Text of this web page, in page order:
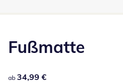
Fußmatte
34,99 €
ab 34,99 €